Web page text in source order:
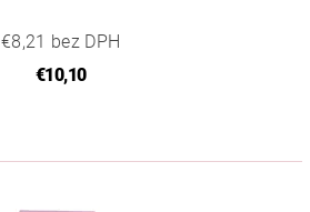
€8,21 bez DPH
€10,10